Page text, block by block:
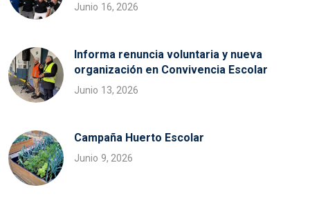
Junio 16, 2026
Informa renuncia voluntaria y nueva
organización en Convivencia Escolar
Junio 13, 2026
Campaña Huerto Escolar
Junio 9, 2026